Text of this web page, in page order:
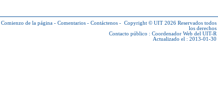
Comienzo de la página - Comentarios - Contáctenos - Copyright © UIT 2026 Reservados todos
los derechos
Contacto público : Coordenador Web del UIT-R
Actualizado el : 2013-01-30